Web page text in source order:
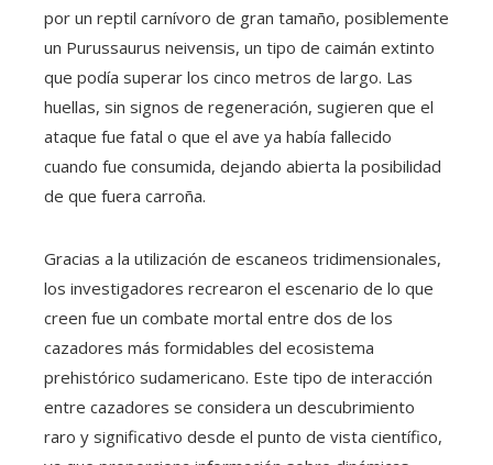
por un reptil carnívoro de gran tamaño, posiblemente
un Purussaurus neivensis, un tipo de caimán extinto
que podía superar los cinco metros de largo. Las
huellas, sin signos de regeneración, sugieren que el
ataque fue fatal o que el ave ya había fallecido
cuando fue consumida, dejando abierta la posibilidad
de que fuera carroña.
Gracias a la utilización de escaneos tridimensionales,
los investigadores recrearon el escenario de lo que
creen fue un combate mortal entre dos de los
cazadores más formidables del ecosistema
prehistórico sudamericano. Este tipo de interacción
entre cazadores se considera un descubrimiento
raro y significativo desde el punto de vista científico,